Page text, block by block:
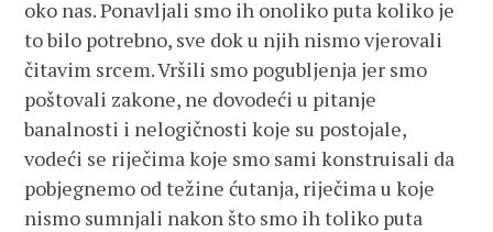
oko nas. Ponavljali smo ih onoliko puta koliko je
to bilo potrebno, sve dok u njih nismo vjerovali
čitavim srcem. Vršili smo pogubljenja jer smo
poštovali zakone, ne dovodeći u pitanje
banalnosti i nelogičnosti koje su postojale,
vodeći se riječima koje smo sami konstruisali da
pobjegnemo od težine ćutanja, riječima u koje
nismo sumnjali nakon što smo ih toliko puta